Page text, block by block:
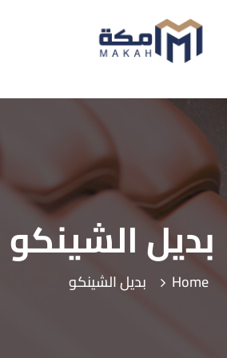
بديل الشينكو
Home بديل الشينكو